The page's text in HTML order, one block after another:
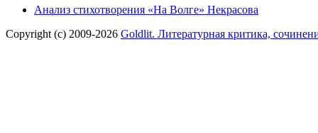
Анализ стихотворения «На Волге» Некрасова
Copyright (c) 2009-2026 Goldlit. Литературная критика,